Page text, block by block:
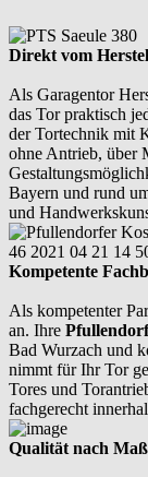
Direkt vom
Als Garagentor
das Tor praktisch
der Tortechnik mit
ohne Antrieb, über
Bayern und rund
und
Kompetente
Als kompetenter
an. Ihre
Bad Wurzach und
nimmt für Ihr Tor
Tores und
fachgerecht
Qualität nach Maß